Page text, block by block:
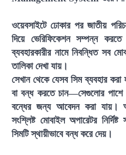
ওয়েবসাইটে ঢোকার পর জাতীয়
দিয়ে ভেরিফিকেশন সম্পন্ন
ব্যবহারকারীর নামে নিবন্ধিত সব
তালিকা দেখা যায়।
সেখান থেকে যেসব সিম ব্যবহার করা
বা বন্ধ করতে চান—সেগুলোর পাশে
বন্ধের জন্য আবেদন করা যায়।
সংশ্লিষ্ট মোবাইল অপারেটর
সিমটি স্থায়ীভাবে বন্ধ করে দেয়।